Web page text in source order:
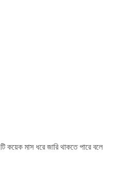
কয়েক মাস ধরে জারি থাকতে পারে বলে